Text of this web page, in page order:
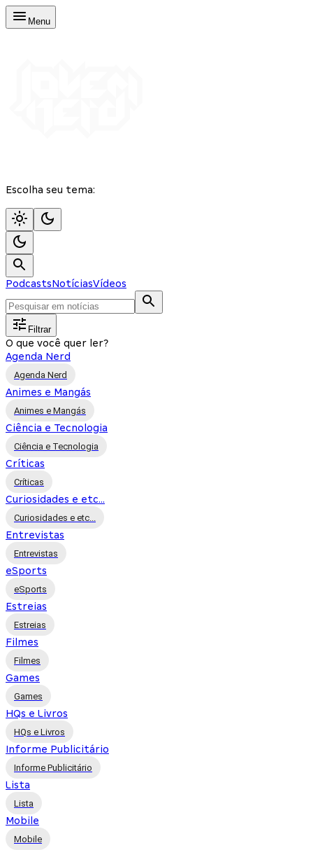
Menu
Escolha seu tema:
PodcastsNotíciasVídeos
Filtrar
O que você quer ler?
Agenda Nerd
Agenda Nerd
Animes e Mangás
Animes e Mangás
Ciência e Tecnologia
Ciência e Tecnologia
Críticas
Críticas
Curiosidades e etc...
Curiosidades e etc...
Entrevistas
Entrevistas
eSports
eSports
Estreias
Estreias
Filmes
Filmes
Games
Games
HQs e Livros
HQs e Livros
Informe Publicitário
Informe Publicitário
Lista
Lista
Mobile
Mobile